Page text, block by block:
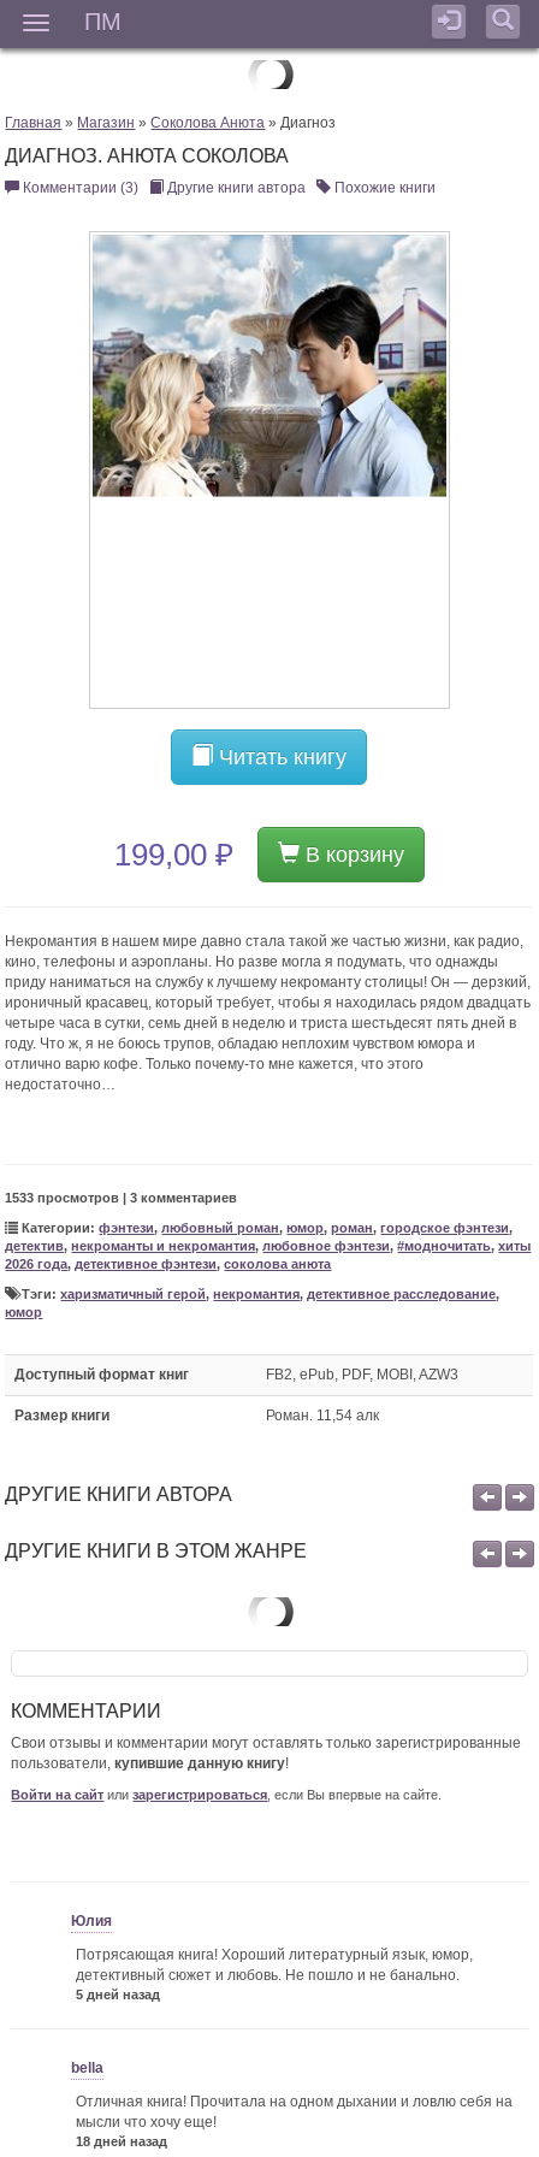
ПМ
Главная » Магазин »Соколова Анюта » Диагноз
ДИАГНОЗ. АНЮТА СОКОЛОВА
Комментарии (3) Другие книги автора Похожие книги
Читать книгу
199,00 ₽ В корзину
Некромантия в нашем мире давно стала такой же частью жизни, как радио,
кино, телефоны и аэропланы. Но разве могла я подумать, что однажды
приду наниматься на службу к лучшему некроманту столицы! Он — дерзкий,
ироничный красавец, который требует, чтобы я находилась рядом двадцать
четыре часа в сутки, семь дней в неделю и триста шестьдесят пять дней в
году. Что ж, я не боюсь трупов, обладаю неплохим чувством юмора и
отлично варю кофе. Только почему-то мне кажется, что этого
недостаточно…
1533 просмотров | 3 комментариев
Категории:фэнтези,любовный роман,юмор,роман,городское фэнтези,
детектив,некроманты и некромантия,любовное фэнтези,#модночитать,хиты
2026 года,детективное фэнтези,соколова анюта
Тэги:харизматичный герой,некромантия,детективное расследование,
юмор
Доступный формат книг FB2, ePub, PDF, MOBI, AZW3
Размер книги Роман. 11,54 алк
ДРУГИЕ КНИГИ АВТОРА
ДРУГИЕ КНИГИ В ЭТОМ ЖАНРЕ
КОММЕНТАРИИ
Свои отзывы и комментарии могут оставлять только зарегистрированные
пользователи,купившие данную книгу!
Войти на сайт илизарегистрироваться , если Вы впервые на сайте.
Юлия
Потрясающая книга! Хороший литературный язык, юмор,
детективный сюжет и любовь. Не пошло и не банально.
5 дней назад
bella
Отличная книга! Прочитала на одном дыхании и ловлю себя на
мысли что хочу еще!
18 дней назад